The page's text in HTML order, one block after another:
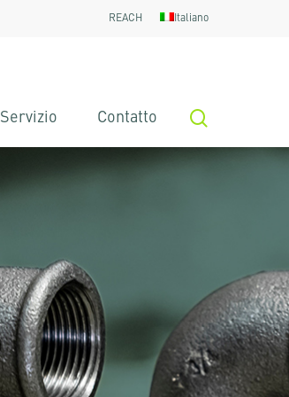
REACH Italiano
Servizio Contatto